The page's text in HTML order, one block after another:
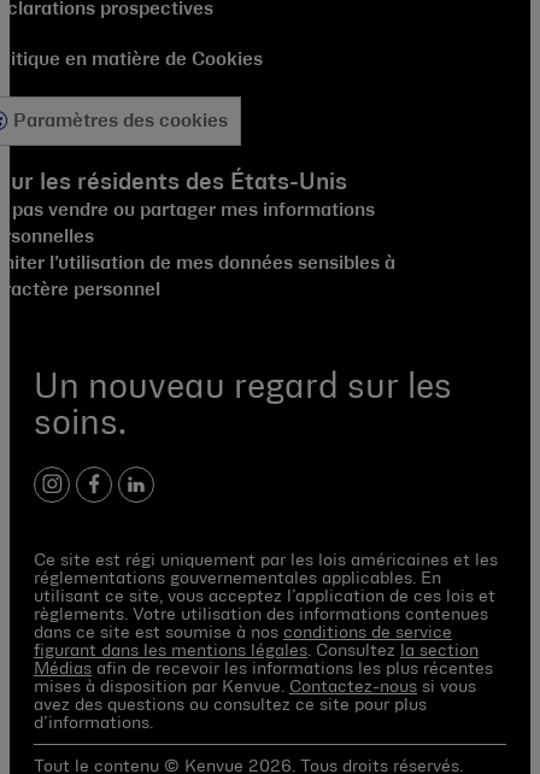
Un nouveau regard sur les
soins.
instagram
facebook
linkedin
prospectives
en matière de Cookies
Paramètres des cookies
les résidents des États-Unis
pas vendre ou partager mes informations
l’utilisation de mes données sensibles à
personnel
Ce site est régi uniquement par les lois américaines et les
réglementations gouvernementales applicables. En
utilisant ce site, vous acceptez l’application de ces lois et
règlements. Votre utilisation des informations contenues
dans ce site est soumise à nos conditions de service
figurant dans les mentions légales . Consultez
la section
Médias afin de recevoir les informations les plus récentes
mises à disposition par Kenvue. Contactez-nous si vous
avez des questions ou consultez ce site pour plus
d’informations.
Tout le contenu © Kenvue 2026. Tous droits réservés.